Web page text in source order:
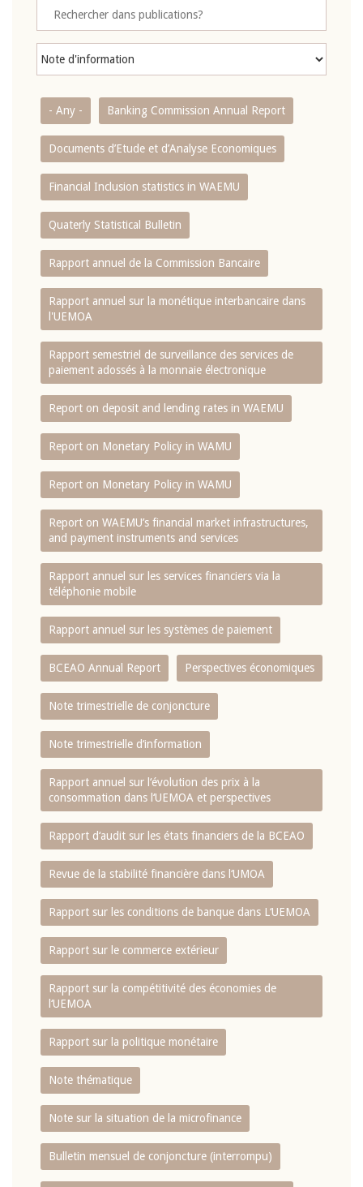
- Any - Banking Commission Annual Report
Documents d’Etude et d’Analyse Economiques
Financial Inclusion statistics in WAEMU
Quaterly Statistical Bulletin
Rapport annuel de la Commission Bancaire
Rapport annuel sur la monétique interbancaire dans
l'UEMOA
Rapport semestriel de surveillance des services de
paiement adossés à la monnaie électronique
Report on deposit and lending rates in WAEMU
Report on Monetary Policy in WAMU
Report on Monetary Policy in WAMU
Report on WAEMU’s financial market infrastructures,
and payment instruments and services
Rapport annuel sur les services financiers via la
téléphonie mobile
Rapport annuel sur les systèmes de paiement
BCEAO Annual Report Perspectives économiques
Note trimestrielle de conjoncture
Note trimestrielle d‘information
Rapport annuel sur l‘évolution des prix à la
consommation dans l‘UEMOA et perspectives
Rapport d‘audit sur les états financiers de la BCEAO
Revue de la stabilité financière dans l‘UMOA
Rapport sur les conditions de banque dans L‘UEMOA
Rapport sur le commerce extérieur
Rapport sur la compétitivité des économies de
l‘UEMOA
Rapport sur la politique monétaire
Note thématique
Note sur la situation de la microfinance
Bulletin mensuel de conjoncture (interrompu)